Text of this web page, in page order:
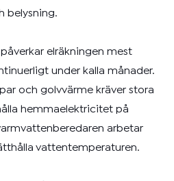
belysning.
elräkningen mest
under kalla månader.
och golvvärme kräver stora
hemmaelektricitet på
arbetar
vattentemperaturen.